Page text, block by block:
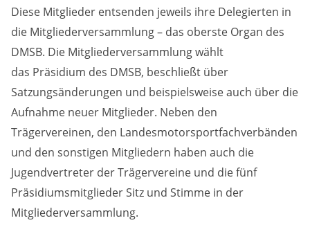
Diese Mitglieder entsenden jeweils ihre Delegierten in
die Mitgliederversammlung – das oberste Organ des
DMSB. Die Mitgliederversammlung wählt
das Präsidium des DMSB, beschließt über
Satzungsänderungen und beispielsweise auch über die
Aufnahme neuer Mitglieder. Neben den
Trägervereinen, den Landesmotorsportfachverbänden
und den sonstigen Mitgliedern haben auch die
Jugendvertreter der Trägervereine und die fünf
Präsidiumsmitglieder Sitz und Stimme in der
Mitgliederversammlung.